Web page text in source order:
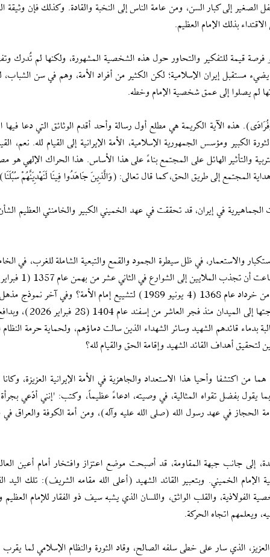
إلى كبار السن، ومن عامة الناس إلى النخبة والقادة. وكذلك فإن وثيقة
بذلك الإمام العظيم.
فرصة قيمة للتفكير والتحاور حول هذه الشخصية المشهورة، ولكنها لم تُدرك
مستقبل إيران الإسلامية؛ لكن الكثير من أفراد الأمة، وهم في سن الشباب،
لم يصلوا إلى عمق شخصية الإمام وخطه.
هذه الآية الكريمة هي مطلع أول رسالة وأحد أقدم الوثائق التي دعا
الكبير ومؤسس الجمهورية الإسلامية، الأمة الإيرانية إلى القيام لله. نعم،
والتأثير الهائل على المجتمع بناءً على هذا الأساس. هذا الحراك الإلهي هو
المجتمع إلى طريق الحق، كما قال تعالى: (وَالَّذِينَ جَاهَدُوا فِينَا لَنَهْدِيَنَّهُمْ
في إيران، قد تحققت في عهد الخميني الكبير والخامنئي العظيم
والاستعمار، في ظل سيطرة الجمود والقمع والتبعية الشاملة للغرب، في
للاحتفاء بقائدهم (استقبال الإمام الخميني)، وفي الرابع عشر من خرداد عام 1368 (4 يونيو 1989) لتشييع إمام الأمة؟
صلبة وإرادة فولاذية كانت تلك التي بعثت الأمة الإيرانية
بدماء قائدهم الشهيد وسائر الشهداء الذين سالت دماؤهم، ولحماية حرمة النظام
أهداف القائد الشهيد وإقامة الحق والقيام لله؟
من اكتشفا وأحيا هذا الاستعداد والجاهزية في الأمة الإيرانية العزيزة، وكانا
يقول بفضل تقواه المثالية، في وصيته، ادعاءً عظيماً، وكتب: 'إنني أدّعي بجرأة
الحجاز في عهد رسول الله (صلى الله عليه وآله)، ومن أمة الكوفة والعراق في
إلى جانب جبهة المقاومة، قد أصبحت موضع اعتزاز وافتخار أمام أعين
الخميني. وبتعبير القائد الشهيد (أعلى الله مقامه الشريف): تلك اليد
والقلب الواثق، واللسان الذي يشبه سيف ذو الفقار للإمام العظيم
ويعلمهم اتجاه الحركة.
الذي سار على خطى سلفه الصالح، وقاد الثورة والنظام الإسلامي لما